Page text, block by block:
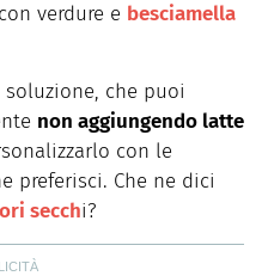
con verdure e besciamella
soluzione, che puoi
non aggiungendo latte
con le
preferisci. Che ne dici
secchi?